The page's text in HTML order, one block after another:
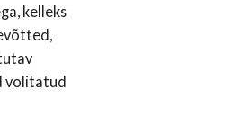
kelleks
volitatud